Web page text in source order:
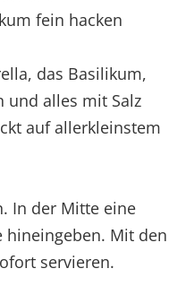
fein hacken
das Basilikum,
und alles mit Salz
auf allerkleinstem
In der Mitte eine
hineingeben. Mit den
servieren.